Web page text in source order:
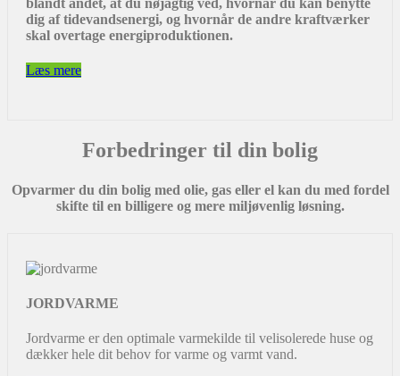
blandt andet, at du nøjagtig ved, hvornår du kan benytte
dig af tidevandsenergi, og hvornår de andre kraftværker
skal overtage energiproduktionen.
Læs mere
Forbedringer til din bolig
Opvarmer du din bolig med olie, gas eller el kan du med fordel
skifte til en billigere og mere miljøvenlig løsning.
JORDVARME
Jordvarme er den optimale varmekilde til velisolerede huse og
dækker hele dit behov for varme og varmt vand.